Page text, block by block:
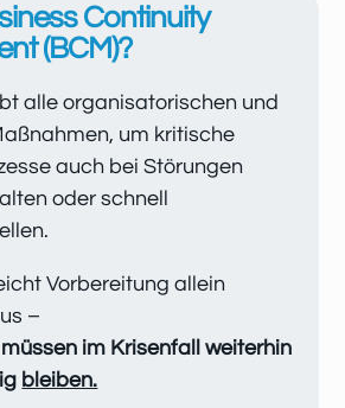
Continuity
(BCM)?
alle organisatorischen und
um kritische
auch bei Störungen
oder schnell
Vorbereitung allein
–
im Krisenfall weiterhin
bleiben.